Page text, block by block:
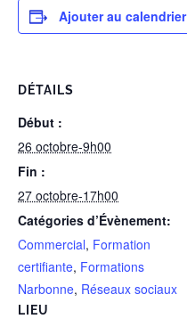
Ajouter au calendrier
DÉTAILS
Début :
26 octobre-9h00
Fin :
27 octobre-17h00
Catégories d’Évènement:
Commercial, Formation
certifiante, Formations
Narbonne, Réseaux sociaux
LIEU